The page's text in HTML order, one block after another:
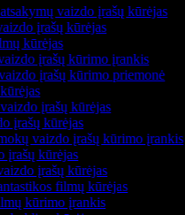
vaizdo įrašų kūrėjas
įrašų kūrėjas
kūrėjas
įrašų kūrimo įrankis
įrašų kūrimo priemonė
įrašų kūrėjas
įrašų kūrėjas
vaizdo įrašų kūrimo įrankis
įrašų kūrėjas
įrašų kūrėjas
filmų kūrėjas
kūrimo įrankis